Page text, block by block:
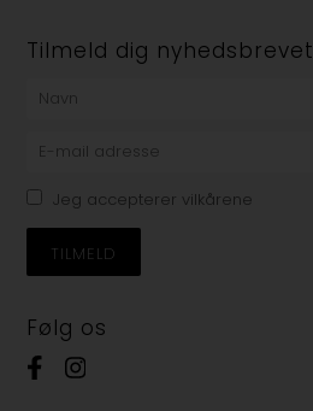
Tilmeld dig nyhedsbrevet
Jeg accepterer vilkårene
Følg os